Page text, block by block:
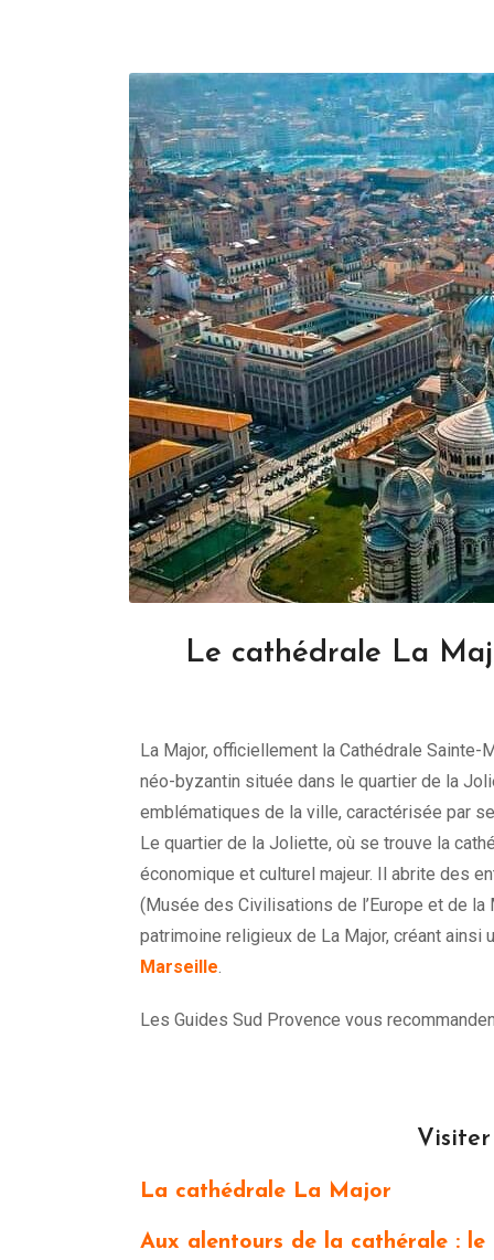
Le cathédrale La
La Major, officiellement la Cathédrale
néo-byzantin située dans le quartier de la
emblématiques de la ville, caractérisée par
Le quartier de la Joliette, où se trouve la
économique et culturel majeur. Il abrite des
(Musée des Civilisations de l’Europe et de
patrimoine religieux de La Major, créant
Marseille.
Les Guides Sud Provence vous
La cathédrale La Major
Aux alentours de la cathérale : le